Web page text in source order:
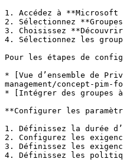
1. Accédez à
2. Sélectionnez
3. Choisissez
4. Sélectionnez les
Pour les étapes de
* [Vue d’ensemble de
management/concept-pim-
* [Intégrer des groupes
**Configurer les
1. Définissez la durée
2. Configurez les
3. Définissez les
4. Définissez les